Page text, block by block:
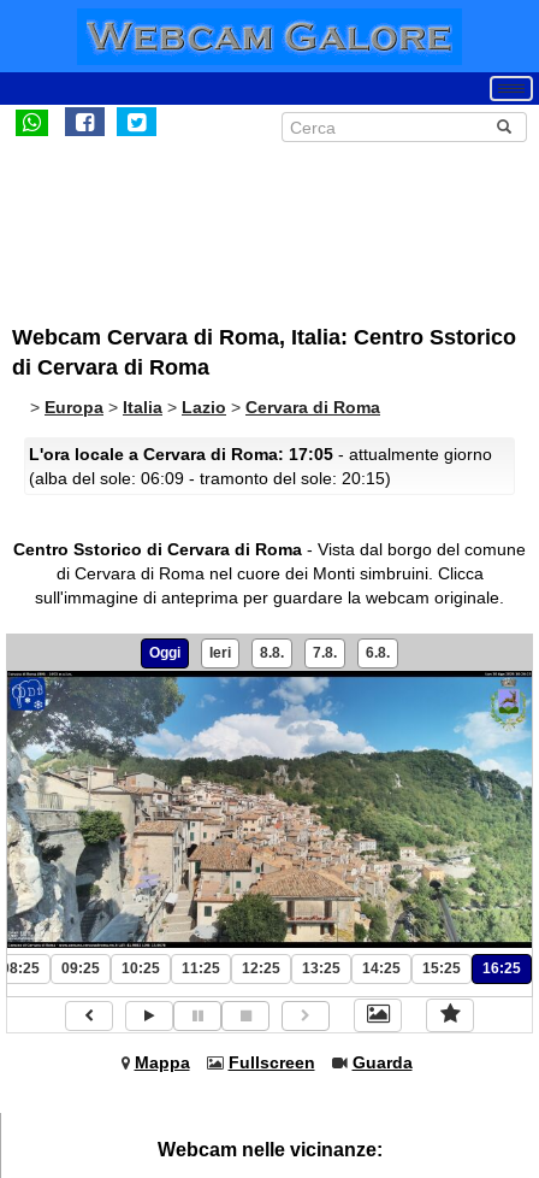
Webcam Cervara di Roma, Italia: Centro Sstorico
di Cervara di Roma
> Europa > Italia > Lazio > Cervara di Roma
L'ora locale a Cervara di Roma: 17:05 - attualmente giorno
(alba del sole: 06:09 - tramonto del sole: 20:15)
Centro Sstorico di Cervara di Roma - Vista dal borgo del comune
di Cervara di Roma nel cuore dei Monti simbruini. Clicca
sull'immagine di anteprima per guardare la webcam originale.
Oggi Ieri 8.8. 7.8. 6.8.
08:25 09:25 10:25 11:25 12:25 13:25 14:25 15:25 16:25
Mappa Fullscreen Guarda
Webcam nelle vicinanze: